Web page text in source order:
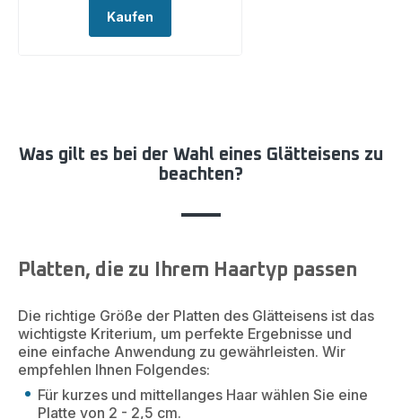
Kaufen
Was gilt es bei der Wahl eines Glätteisens zu
beachten?
Platten, die zu Ihrem Haartyp passen
Die richtige Größe der Platten des Glätteisens ist das
wichtigste Kriterium, um perfekte Ergebnisse und
eine einfache Anwendung zu gewährleisten. Wir
empfehlen Ihnen Folgendes:
Für kurzes und mittellanges Haar wählen Sie eine
Platte von 2 - 2,5 cm.